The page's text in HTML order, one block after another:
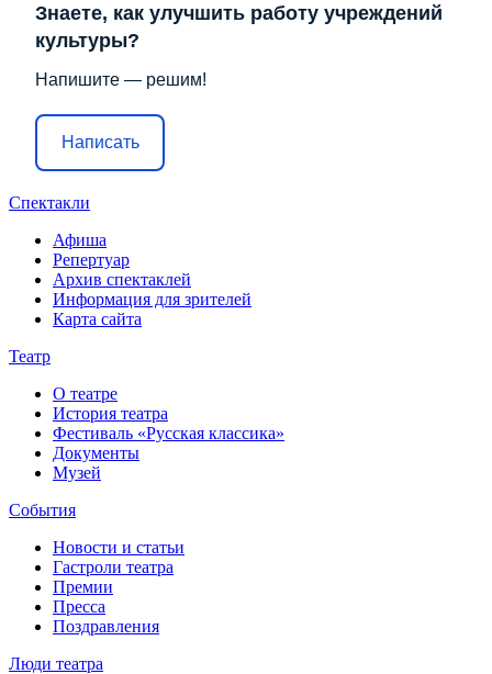
Знаете, как улучшить работу учреждений
культуры?
Напишите — решим!
Написать
Спектакли
Афиша
Репертуар
Архив спектаклей
Информация для зрителей
Карта сайта
Театр
О театре
История театра
Фестиваль «Русская классика»
Документы
Музей
События
Новости и статьи
Гастроли театра
Премии
Пресса
Поздравления
Люди театра